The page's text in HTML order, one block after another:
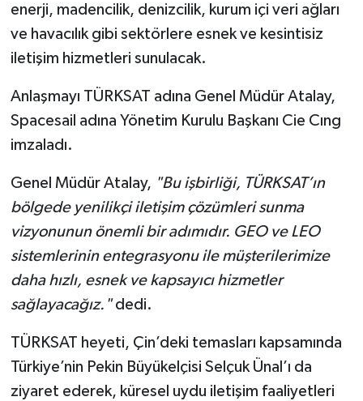
enerji, madencilik, denizcilik, kurum içi veri ağları
ve havacılık gibi sektörlere esnek ve kesintisiz
iletişim hizmetleri sunulacak.
Anlaşmayı TÜRKSAT adına Genel Müdür Atalay,
Spacesail adına Yönetim Kurulu Başkanı Cie Cıng
imzaladı.
Genel Müdür Atalay, "Bu işbirliği, TÜRKSAT’ın
bölgede yenilikçi iletişim çözümleri sunma
vizyonunun önemli bir adımıdır. GEO ve LEO
sistemlerinin entegrasyonu ile müşterilerimize
daha hızlı, esnek ve kapsayıcı hizmetler
sağlayacağız."dedi.
TÜRKSAT heyeti, Çin’deki temasları kapsamında
Türkiye’nin Pekin Büyükelçisi Selçuk Ünal’ı da
ziyaret ederek, küresel uydu iletişim faaliyetleri